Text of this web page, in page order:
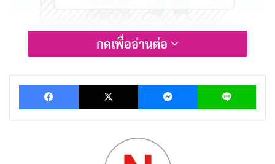
กำลังมองหาแคปชั่นศัลยกรรมโดนๆ เอาไว้โพสต์รูปอวด
โฉมใหม่ของคุณอยู่ใช่ไหม? ไม่ต้องไปหาที่ไหนไกล เพราะ
เราได้รวบรวมแคปชั่นศัลยกรรมเด็ดๆ ทั้งฮา ทั้งซึ้ง ที่จะ
ศัลยกรรมเล็กหรือใหญ่ เราก็มีแคปชั่นที่เหมาะกับคุณ
กดเพื่ออ่านต่อ
Facebook X Messenger Line